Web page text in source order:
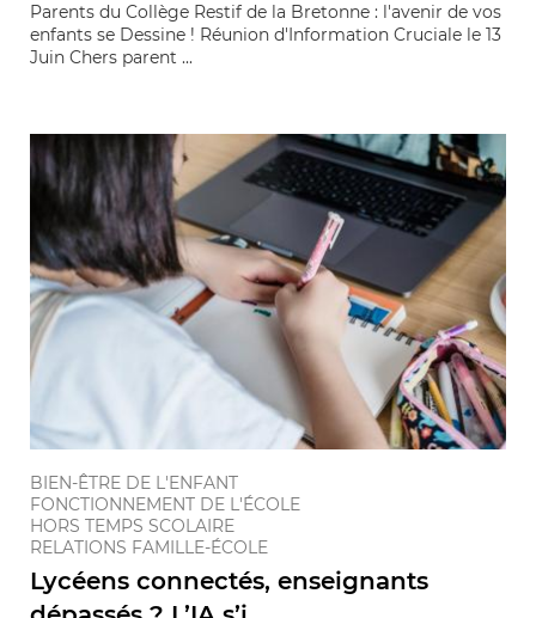
Parents du Collège Restif de la Bretonne : l'avenir de vos
enfants se Dessine ! Réunion d'Information Cruciale le 13
Juin Chers parent ...
BIEN-ÊTRE DE L'ENFANT
FONCTIONNEMENT DE L'ÉCOLE
HORS TEMPS SCOLAIRE
RELATIONS FAMILLE-ÉCOLE
Lycéens connectés, enseignants